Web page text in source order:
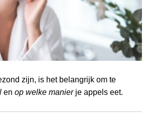
zijn, is het belangrijk om te
en op welke manierje appels eet.